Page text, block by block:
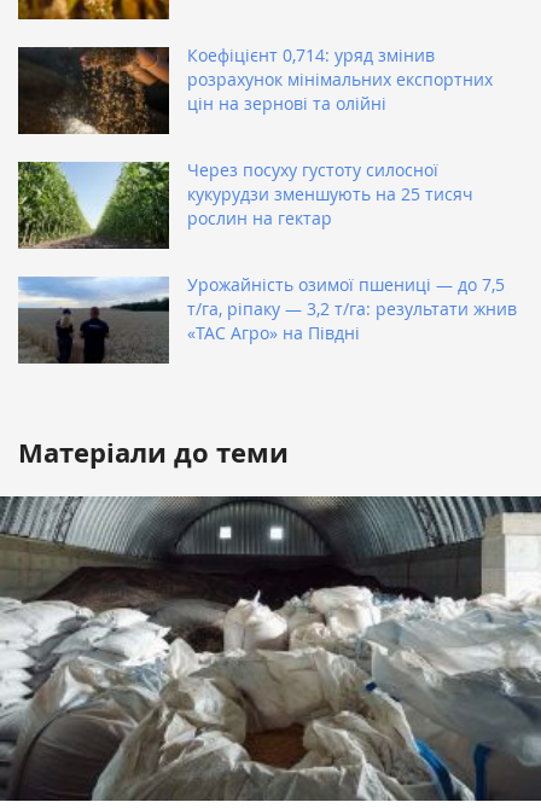
Коефіцієнт 0,714: уряд змінив
розрахунок мінімальних експортних
цін на зернові та олійні
Через посуху густоту силосної
кукурудзи зменшують на 25 тисяч
рослин на гектар
Урожайність озимої пшениці — до 7,5
т/га, ріпаку — 3,2 т/га: результати жнив
«ТАС Агро» на Півдні
Матеріали до теми